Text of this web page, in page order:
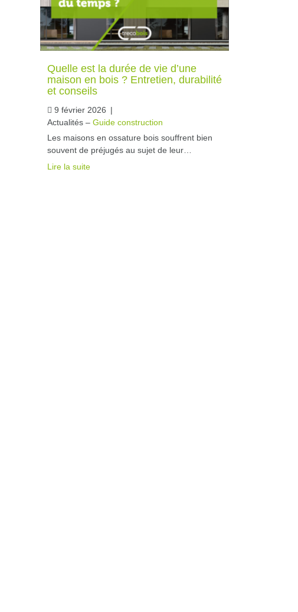
Quelle est la durée de vie d’une
maison en bois ? Entretien, durabilité
et conseils
9 février 2026 |
Actualités – Guide construction
Les maisons en ossature bois souffrent bien
souvent de préjugés au sujet de leur…
Lire la suite